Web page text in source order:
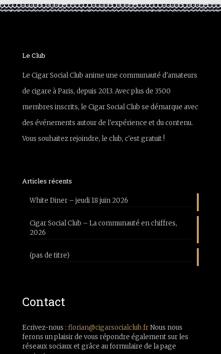
Le Club
Le Cigar Social Club anime une communauté d'amateurs
de cigare à Paris, depuis 2013. Avec plus de 3500
membres inscrits, le Cigar Social Club se démarque avec
des événements autour de l'expérience et du contenu.
Vous souhaitez rejoindre, le club, c'est gratuit !
Articles récents
White Diner – jeudi 18 juin 2026
Cigar Social Club – La communauté en chiffres,
2026
(pas de titre)
Contact
Ecrivez-nous : florian@cigarsocialclub.frNous nous
ferons un plaisir de vous répondre également sur les
réseaux sociaux et grâce au formulaire de la page